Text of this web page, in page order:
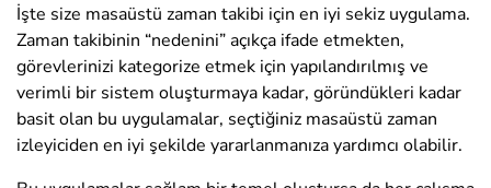
İşte size masaüstü zaman takibi için en iyi sekiz uygulama.
Zaman takibinin “nedenini” açıkça ifade etmekten,
görevlerinizi kategorize etmek için yapılandırılmış ve
verimli bir sistem oluşturmaya kadar, göründükleri kadar
basit olan bu uygulamalar, seçtiğiniz masaüstü zaman
izleyiciden en iyi şekilde yararlanmanıza yardımcı olabilir.